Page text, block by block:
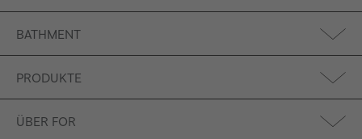
BATHMENT
PRODUKTE
ÜBER FOR